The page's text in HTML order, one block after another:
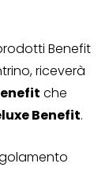
Benefit
riceverà
che
Benefit.